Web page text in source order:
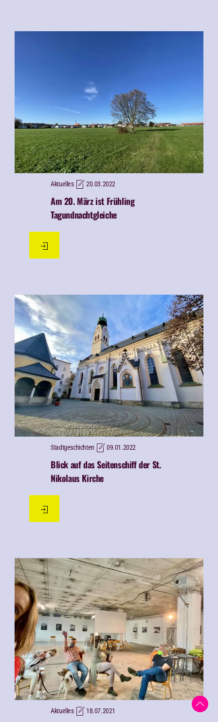
Aktuelles 20.03.2022
Am 20. März ist Frühling
Tagundnachtgleiche
Stadtgeschichten 09.01.2022
Blick auf das Seitenschiff der St.
Nikolaus Kirche
Aktuelles 18.07.2021